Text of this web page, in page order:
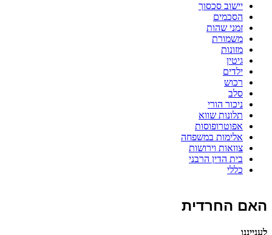
יישוב סכסוך
הסכמים
זמני שהות
משמורת
מזונות
גיטין
ילדים
רכוש
סלב
ניכור הורי
תלונות שווא
אפוטרופוסות
אלימות במשפחה
צוואות וירושות
בית הדין הרבני
כללי
האם החרדית
לענייננו